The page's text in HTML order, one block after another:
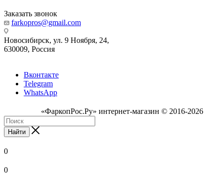
Заказать звонок
farkopros@gmail.com
Новосибирск, ул. 9 Ноября, 24,
630009, Россия
Вконтакте
Telegram
WhatsApp
«ФаркопРос.Ру» интернет-магазин © 2016-2026
Найти
0
0